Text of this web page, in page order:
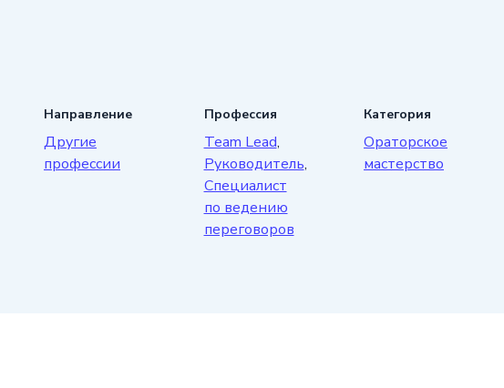
Направление
Другие
профессии
Профессия
Team Lead,
Руководитель,
Специалист
по ведению
переговоров
Категория
Ораторское
мастерство